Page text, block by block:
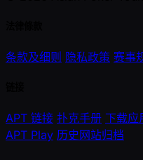
条款及细则 隐私政策 赛事
APT 链接 扑克手册 下载应
APT Play 历史网站归档